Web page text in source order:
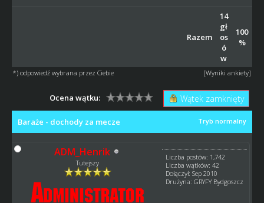
Razem
14
gł
os
ó
w
100
%
*) odpowiedź wybrana przez Ciebie [Wyniki ankiety]
Wątek zamknięty
Ocena wątku:
Tryb normalny
Baraże - dochody za mecze
ADM_Henrik
Tutejszy
Liczba postów: 1,742
Liczba wątków: 42
Dołączył: Sep 2010
Drużyna: GRYFY Bydgoszcz